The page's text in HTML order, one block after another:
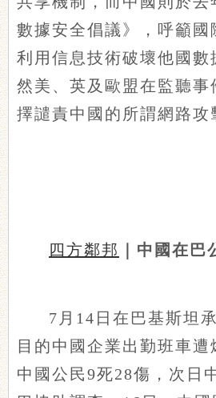
數據安全倡議》，呼籲國
利用信息技術破壞他國數
然美、英及歐盟在監聽事
擇譴責中國的所謂網路攻
四方鄰邦 ｜中國在
7月14日在巴基斯坦
目的中國企業出勤班車
中國公民9死28傷，次日